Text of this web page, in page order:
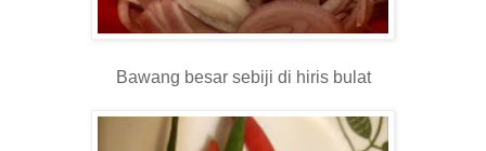
Bawang besar sebiji di hiris bulat